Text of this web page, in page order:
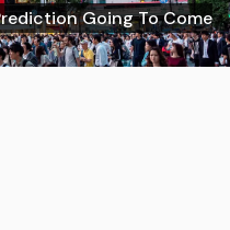
Going To Come